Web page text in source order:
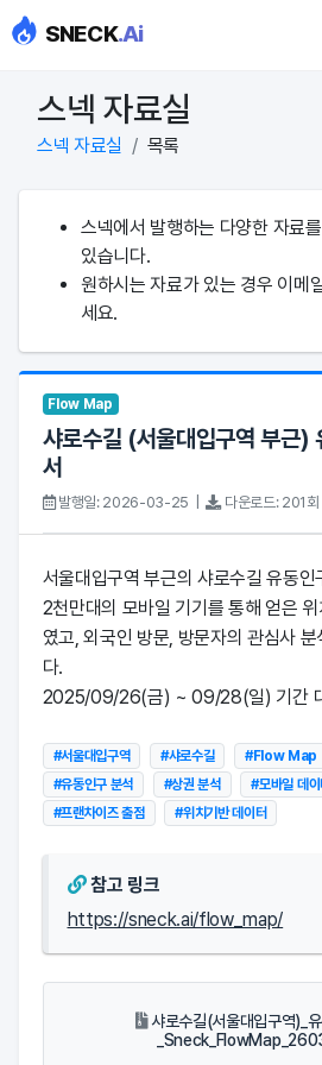
SNECK.Ai
스넥 자료실
스넥 자료실 목록
스넥에서 발행하는 다양한 자료
있습니다.
원하시는 자료가 있는 경우 이메
세요.
Flow Map
샤로수길 (서울대입구역 부근)
서
발행일: 2026-03-25 | 다운로드: 201회
서울대입구역 부근의 샤로수길 유동
2천만대의 모바일 기기를 통해 얻은
였고, 외국인 방문, 방문자의 관심사
다.
2025/09/26(금) ~ 09/28(일) 기간
#서울대입구역 #샤로수길 #Flow Map
#유동인구 분석
#상권 분석 #모바일 데
#프랜차이즈 출점
#위치기반 데이터
참고 링크
https://sneck.ai/flow_map/
샤로수길(서울대입구역)_